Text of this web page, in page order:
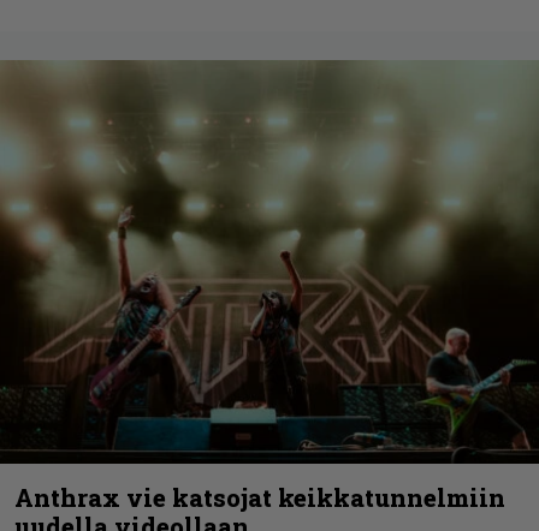
Anthrax vie katsojat keikkatunnelmiin